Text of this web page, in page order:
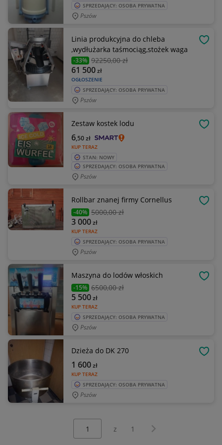
SPRZEDAJĄCY: OSOBA PRYWATNA
Pszów
Linia produkcyjna do chleba
,wydłużarka taśmociąg,stożek waga
-33% 92250,00 zł
OGŁOSZENIE
61 500zł
SPRZEDAJĄCY: OSOBA PRYWATNA
Pszów
Zestaw kostek lodu
KUP TERAZ
6,50zł
STAN: NOWY
SPRZEDAJĄCY: OSOBA PRYWATNA
Pszów
Rollbar znanej firmy Cornellus
-40% 5000,00 zł
KUP TERAZ
3 000zł
SPRZEDAJĄCY: OSOBA PRYWATNA
Pszów
Maszyna do lodów włoskich
-15% 6500,00 zł
KUP TERAZ
5 500zł
SPRZEDAJĄCY: OSOBA PRYWATNA
Pszów
Dzieża do DK 270
KUP TERAZ
1 600zł
SPRZEDAJĄCY: OSOBA PRYWATNA
Pszów
z 1 Następna strona